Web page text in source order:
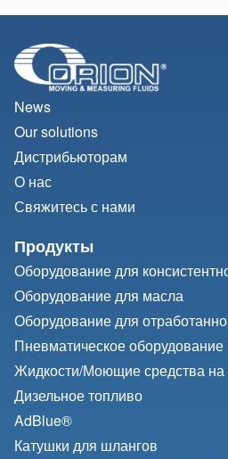
News
Our solutions
Дистрибьюторам
О нас
Свяжитесь с нами
Продукты
Оборудование для
Оборудование для масла
Оборудование для
Пневматическое оборудование
Жидкости/Моющие средства на
Дизельное топливо
AdBlue®
Катушки для шлангов